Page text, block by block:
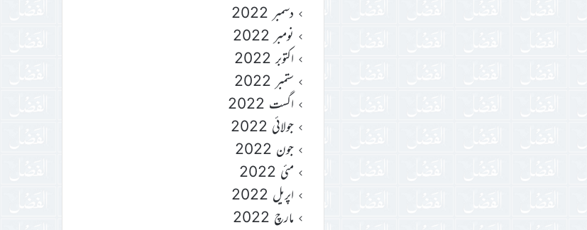
دسمبر 2022
نومبر 2022
اکتوبر 2022
ستمبر 2022
اگست 2022
جولائی 2022
جون 2022
مئی 2022
اپریل 2022
مارچ 2022